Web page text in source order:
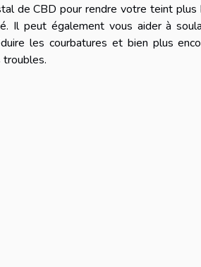
de CBD pour rendre votre teint
Il peut également vous aider à
les courbatures et bien plus
troubles.